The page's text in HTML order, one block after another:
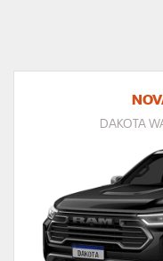
DAKOTA